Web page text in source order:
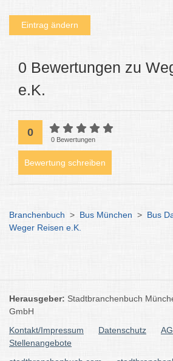
Eintrag ändern
0 Bewertungen zu
e.K.
0
0 Bewertungen
Bewertung schreiben
Branchenbuch > Bus München > Bus
Weger Reisen e.K.
Herausgeber: Stadtbranchenbuch
GmbH
Kontakt/Impressum
Datenschutz
Stellenangebote